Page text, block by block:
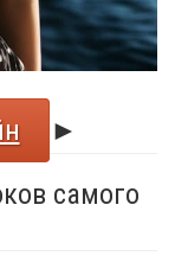
►
самого